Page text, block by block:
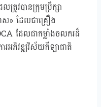
រូវបានក្រុមប្រឹក្សា
ស» ដែលជាគ្រឿង
ដែលជាកម្លាំងចលករដ៏
អភិវឌ្ឍវិស័យកីឡាជាតិ